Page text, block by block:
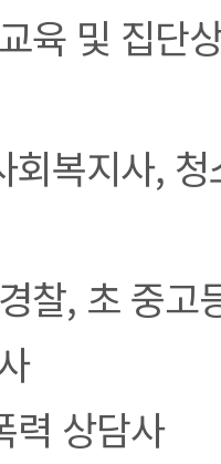
육 및 집단
회복지사,
찰, 초 중고
력 상담사